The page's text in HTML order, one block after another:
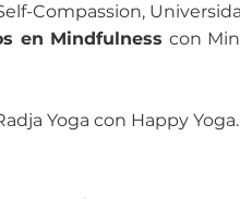
Compassion,
en Mindfulness con
Yoga con Happy Yoga.